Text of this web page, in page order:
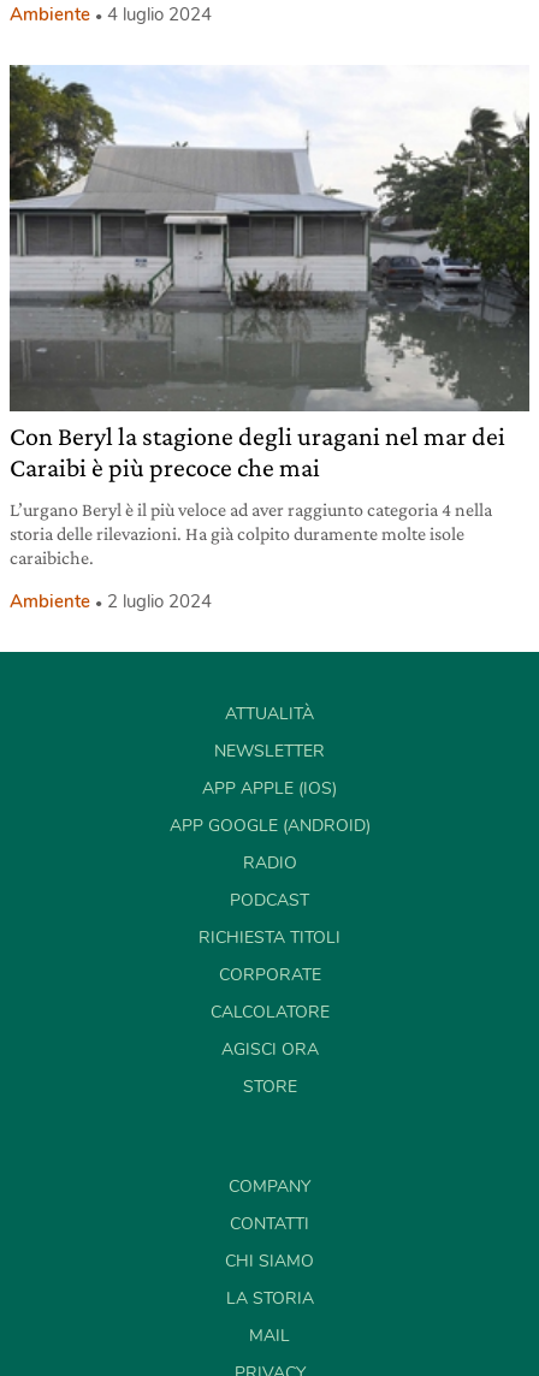
Ambiente 4 luglio 2024
Con Beryl la stagione degli uragani nel mar dei
Caraibi è più precoce che mai
L’urgano Beryl è il più veloce ad aver raggiunto categoria 4 nella
storia delle rilevazioni. Ha già colpito duramente molte isole
caraibiche.
Ambiente 2 luglio 2024
ATTUALITÀ
NEWSLETTER
APP APPLE (IOS)
APP GOOGLE (ANDROID)
RADIO
PODCAST
RICHIESTA TITOLI
CORPORATE
CALCOLATORE
AGISCI ORA
STORE
COMPANY
CONTATTI
CHI SIAMO
LA STORIA
MAIL